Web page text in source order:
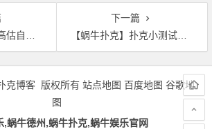
的牌技
下一篇
【蜗牛扑克】扑克小测试：你应该如何应对3bet？
克博客 版权所有 站点地图 百度地图 谷歌地
图
,蜗牛德州,蜗牛扑克,蜗牛娱乐官网